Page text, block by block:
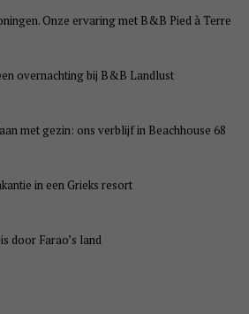
Onze ervaring met B&B Pied à Terre
overnachting bij B&B Landlust
met gezin: ons verblijf in Beachhouse 68
in een Grieks resort
door Farao’s land